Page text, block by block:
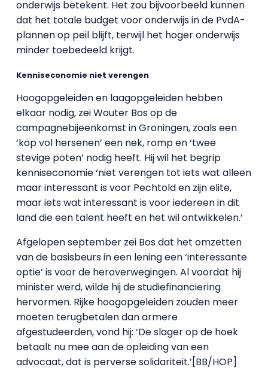
onderwijs betekent. Het zou bijvoorbeeld kunnen
dat het totale budget voor onderwijs in de PvdA-
plannen op peil blijft, terwijl het hoger onderwijs
minder toebedeeld krijgt.
Kenniseconomie niet verengen
Hoogopgeleiden en laagopgeleiden hebben
elkaar nodig, zei Wouter Bos op de
campagnebijeenkomst in Groningen, zoals een
‘kop vol hersenen’ een nek, romp en ‘twee
stevige poten’ nodig heeft. Hij wil het begrip
kenniseconomie ‘niet verengen tot iets wat alleen
maar interessant is voor Pechtold en zijn elite,
maar iets wat interessant is voor iedereen in dit
land die een talent heeft en het wil ontwikkelen.’
Afgelopen september zei Bos dat het omzetten
van de basisbeurs in een lening een ‘interessante
optie’ is voor de heroverwegingen. Al voordat hij
minister werd, wilde hij de studiefinanciering
hervormen. Rijke hoogopgeleiden zouden meer
moeten terugbetalen dan armere
afgestudeerden, vond hij: ‘De slager op de hoek
betaalt nu mee aan de opleiding van een
advocaat, dat is perverse solidariteit.’[BB/HOP]